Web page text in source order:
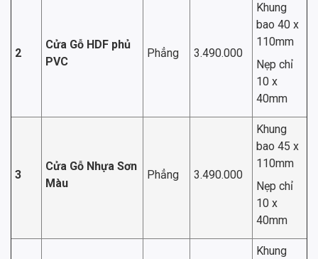
2
Cửa Gỗ HDF phủ
PVC
Phẳng 3.490.000
Khung
bao 40 x
110mm
Nẹp chỉ
10 x
40mm
3
Cửa Gỗ Nhựa Sơn
Màu
Phẳng 3.490.000
Khung
bao 45 x
110mm
Nẹp chỉ
10 x
40mm
Khung